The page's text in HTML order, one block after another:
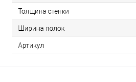
Толщина стенки
Ширина полок
Артикул